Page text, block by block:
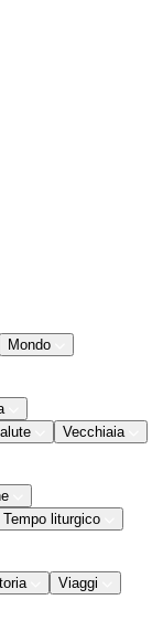
Mondo
Vecchiaia
Tempo liturgico
Viaggi